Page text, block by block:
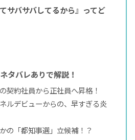
サバサバしてるから』ってど
タバレありで解説！
契約社員から正社員へ昇格！
ルデビューからの、早すぎる炎
の「都知事選」立候補！？